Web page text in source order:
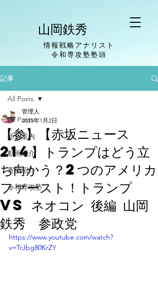
山岡鉄秀
情報戦略アナリスト
​令和専攻塾塾頭
記事
All Posts
新刊案内
動画紹介
寄稿紹介
令和専攻塾
All Posts
【参】【赤坂ニュース
214】トランプはどう立
ち向かう？2つのアメリカ
ファースト！トランプ
VS ネオコン 後編 山岡
鉄秀 参政党
管理人
2025年1月2日
https://www.youtube.com/watch?
v=TrJbg80KrZY